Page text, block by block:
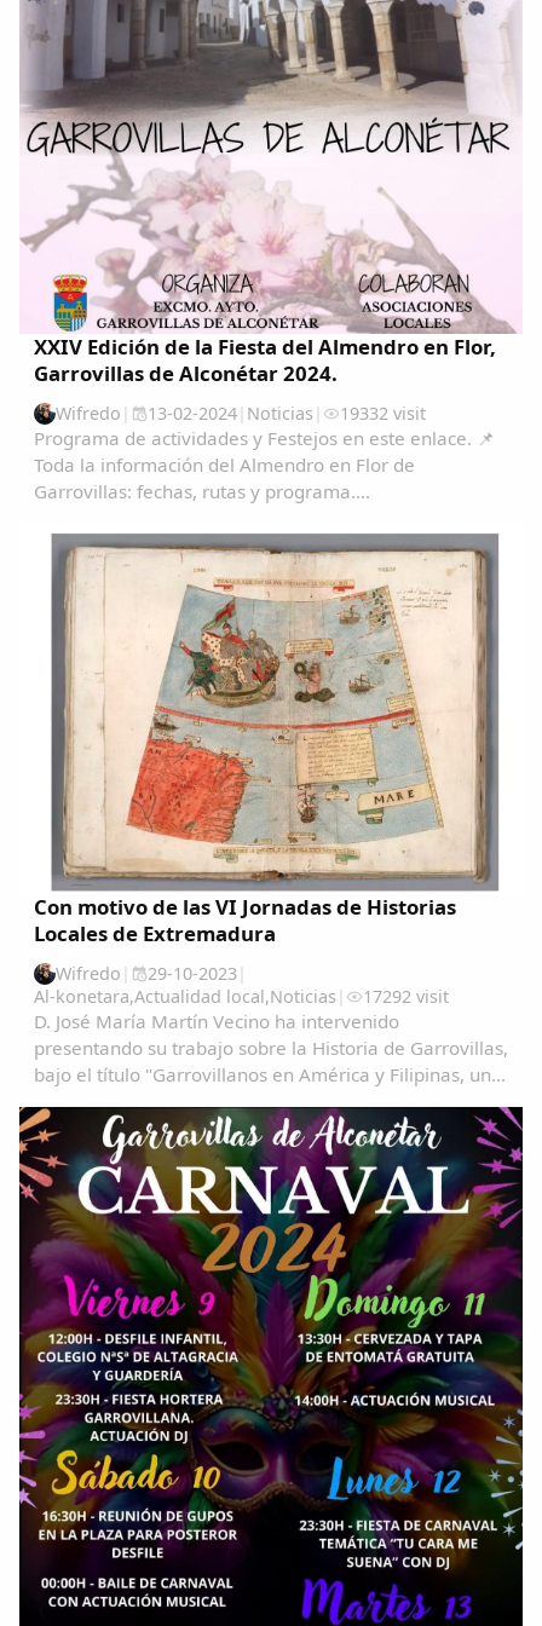
XXIV Edición de la Fiesta del Almendro en Flor,
Garrovillas de Alconétar 2024.
Wifredo | 13-02-2024| Noticias | 19332 visit
Programa de actividades y Festejos en este enlace. 📌
Toda la información del Almendro en Flor de
Garrovillas: fechas, rutas y programa....
Con motivo de las VI Jornadas de Historias
Locales de Extremadura
Wifredo | 29-10-2023|
Al-konetara,Actualidad local,Noticias | 17292 visit
D. José María Martín Vecino ha intervenido
presentando su trabajo sobre la Historia de Garrovillas,
bajo el título "Garrovillanos en América y Filipinas, una
aproximación cartográfica" Garrovillanos-en-
AmeÃ&#140;&#129;rica-y-Filipinas-una...